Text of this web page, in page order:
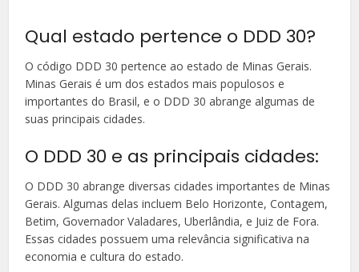
Qual estado pertence o DDD 30?
O código DDD 30 pertence ao estado de Minas Gerais.
Minas Gerais é um dos estados mais populosos e
importantes do Brasil, e o DDD 30 abrange algumas de
suas principais cidades.
O DDD 30 e as principais cidades:
O DDD 30 abrange diversas cidades importantes de Minas
Gerais. Algumas delas incluem Belo Horizonte, Contagem,
Betim, Governador Valadares, Uberlândia, e Juiz de Fora.
Essas cidades possuem uma relevância significativa na
economia e cultura do estado.